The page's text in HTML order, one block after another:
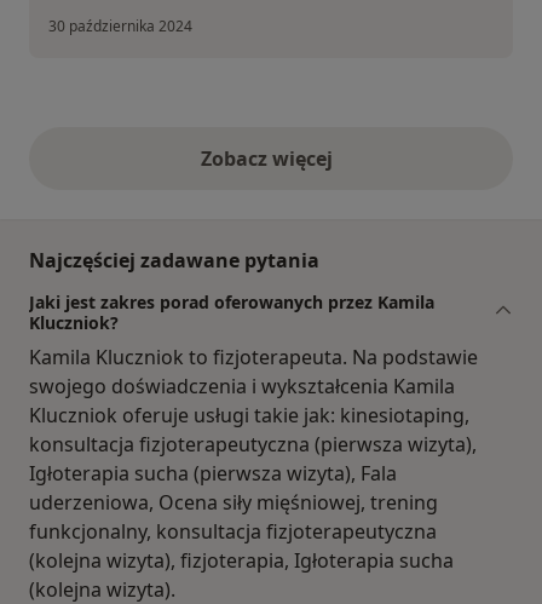
30 października 2024
Zobacz więcejopinie powyżej
Najczęściej zadawane pytania
Jaki jest zakres porad oferowanych przez Kamila
Kluczniok?
Kamila Kluczniok to fizjoterapeuta. Na podstawie
swojego doświadczenia i wykształcenia Kamila
Kluczniok oferuje usługi takie jak: kinesiotaping,
konsultacja fizjoterapeutyczna (pierwsza wizyta),
Igłoterapia sucha (pierwsza wizyta), Fala
uderzeniowa, Ocena siły mięśniowej, trening
funkcjonalny, konsultacja fizjoterapeutyczna
(kolejna wizyta), fizjoterapia, Igłoterapia sucha
(kolejna wizyta).